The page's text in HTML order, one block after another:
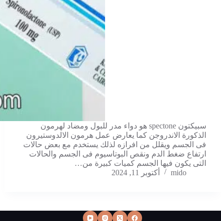
سبيكتون spectone هو دواء مدر للبول ومضاد لهرمون
الذكورة الاندروجن كما يعارض عمل هرمون الالدوستيرون
فى الجسم ويقلل من افرازه لذلك يستخدم مع بعض حالات
ارتفاع ضغط الدم ونقص البوتاسيوم فى الجسم والحالات
التى يكون فيها الجسم كميات كبيرة من…
mido
أكتوبر 11, 2024